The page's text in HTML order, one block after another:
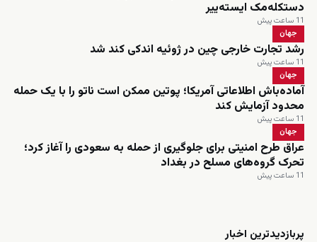
دستکله‌مک ایسته‌ییر
11 ساعت پیش
جهان
رشد تجارت خارجی چین در ژوئیه اندکی کند شد
11 ساعت پیش
جهان
آماده‌باش اطلاعاتی آمریکا؛ پوتین ممکن است ناتو را با یک حمله
محدود آزمایش کند
11 ساعت پیش
جهان
عراق طرح امنیتی برای جلوگیری از حمله به سعودی را آغاز کرد؛
تحرک گروه‌های مسلح در بغداد
11 ساعت پیش
پربازدیدترین اخبار